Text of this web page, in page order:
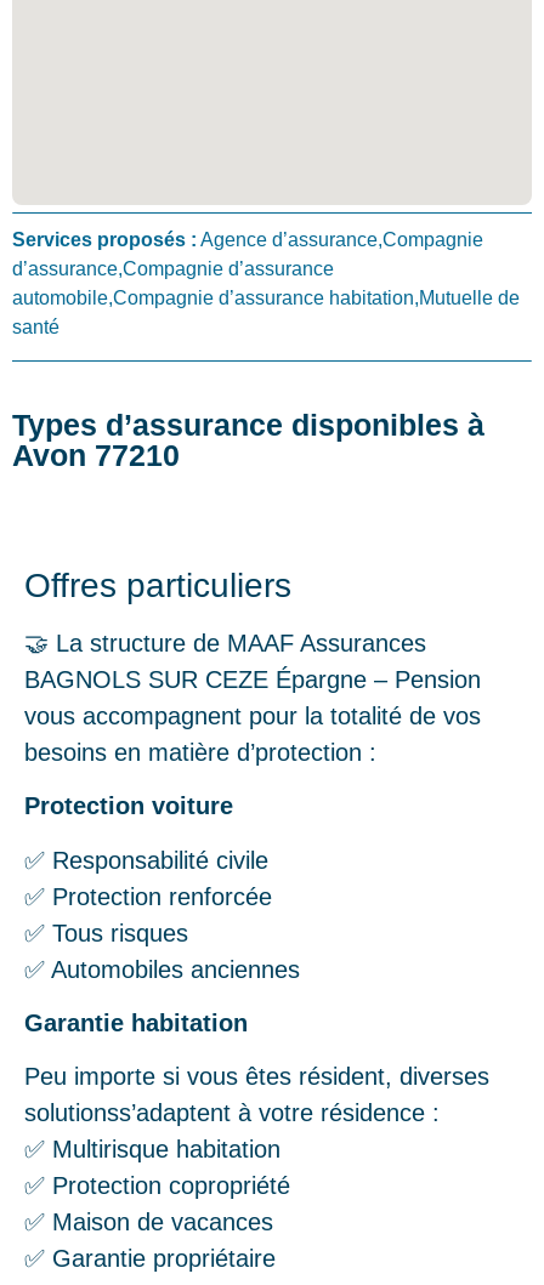
Services proposés : Agence d’assurance,Compagnie
d’assurance,Compagnie d’assurance
automobile,Compagnie d’assurance habitation,Mutuelle de
santé
Types d’assurance disponibles à
Avon 77210
Offres particuliers
🤝 La structure de MAAF Assurances
BAGNOLS SUR CEZE Épargne – Pension
vous accompagnent pour la totalité de vos
besoins en matière d’protection :
Protection voiture
✅ Responsabilité civile
✅ Protection renforcée
✅ Tous risques
✅ Automobiles anciennes
Garantie habitation
Peu importe si vous êtes résident, diverses
solutionss’adaptent à votre résidence :
✅ Multirisque habitation
✅ Protection copropriété
✅ Maison de vacances
✅ Garantie propriétaire